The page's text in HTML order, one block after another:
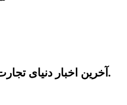
آخرین اخبار دنیای تجارت را با آرمان تجارت دنبال کنید.